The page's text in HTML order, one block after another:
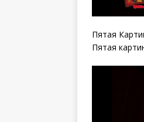
Пятая
Пятая